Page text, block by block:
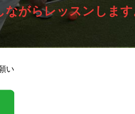
がらレッスンします
い